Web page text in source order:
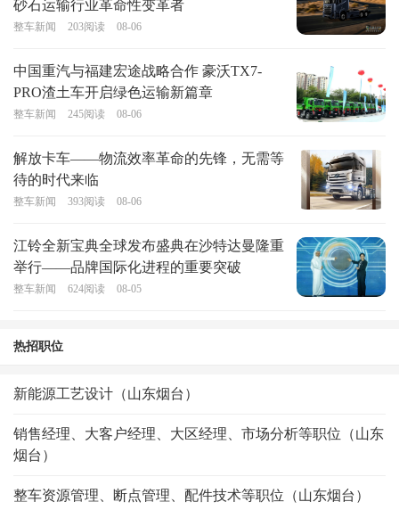
砂石运输行业革命性变革者
整车新闻 203阅读 08-06
中国重汽与福建宏途战略合作 豪沃TX7-
PRO渣土车开启绿色运输新篇章
整车新闻 245阅读 08-06
解放卡车——物流效率革命的先锋，无需等
待的时代来临
整车新闻 393阅读 08-06
江铃全新宝典全球发布盛典在沙特达曼隆重
举行——品牌国际化进程的重要突破
整车新闻 624阅读 08-05
热招职位
新能源工艺设计（山东烟台）
销售经理、大客户经理、大区经理、市场分析等职位（山东
烟台）
整车资源管理、断点管理、配件技术等职位（山东烟台）